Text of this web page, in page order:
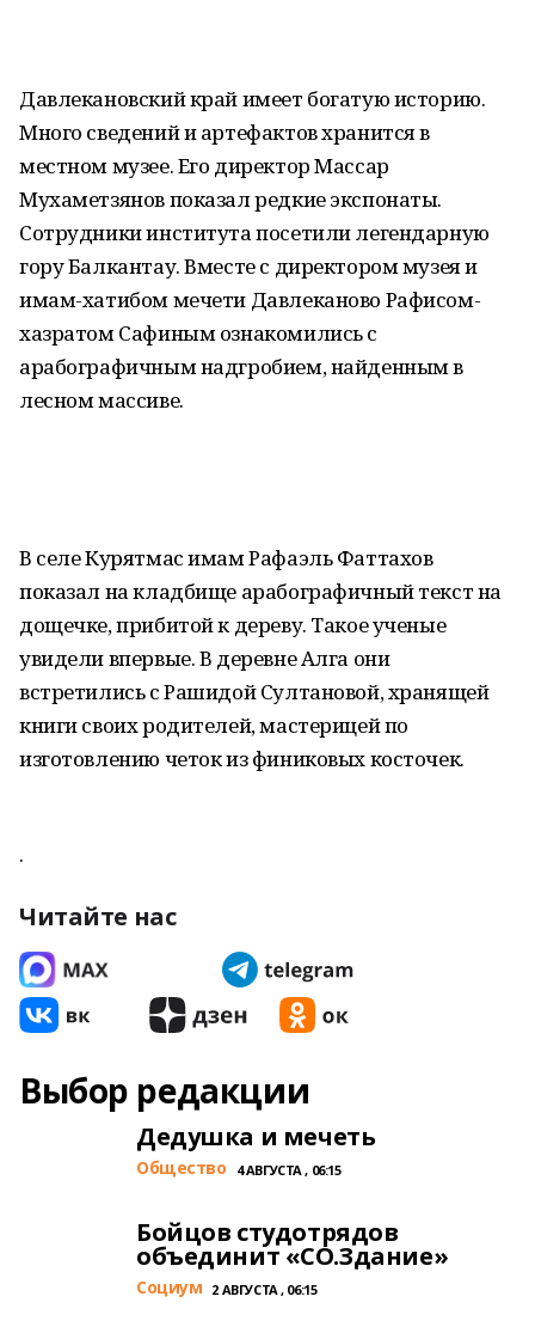
Давлекановский край имеет богатую историю.
Много сведений и артефактов хранится в
местном музее. Его директор Массар
Мухаметзянов показал редкие экспонаты.
Сотрудники института посетили легендарную
гору Балкантау. Вместе с директором музея и
имам-хатибом мечети Давлеканово Рафисом-
хазратом Сафиным ознакомились с
арабографичным надгробием, найденным в
лесном массиве.
В селе Курятмас имам Рафаэль Фаттахов
показал на кладбище арабографичный текст на
дощечке, прибитой к дереву. Такое ученые
увидели впервые. В деревне Алга они
встретились с Рашидой Султановой, хранящей
книги своих родителей, мастерицей по
изготовлению четок из финиковых косточек.
.
Читайте нас
Выбор редакции
Дедушка и мечеть
Общество 4 АВГУСТА , 06:15
Бойцов студотрядов
объединит «СО.Здание»
Cоциум 2 АВГУСТА , 06:15